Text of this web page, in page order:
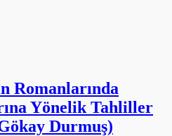
Romanlarında
Yönelik Tahliller
Durmuş)